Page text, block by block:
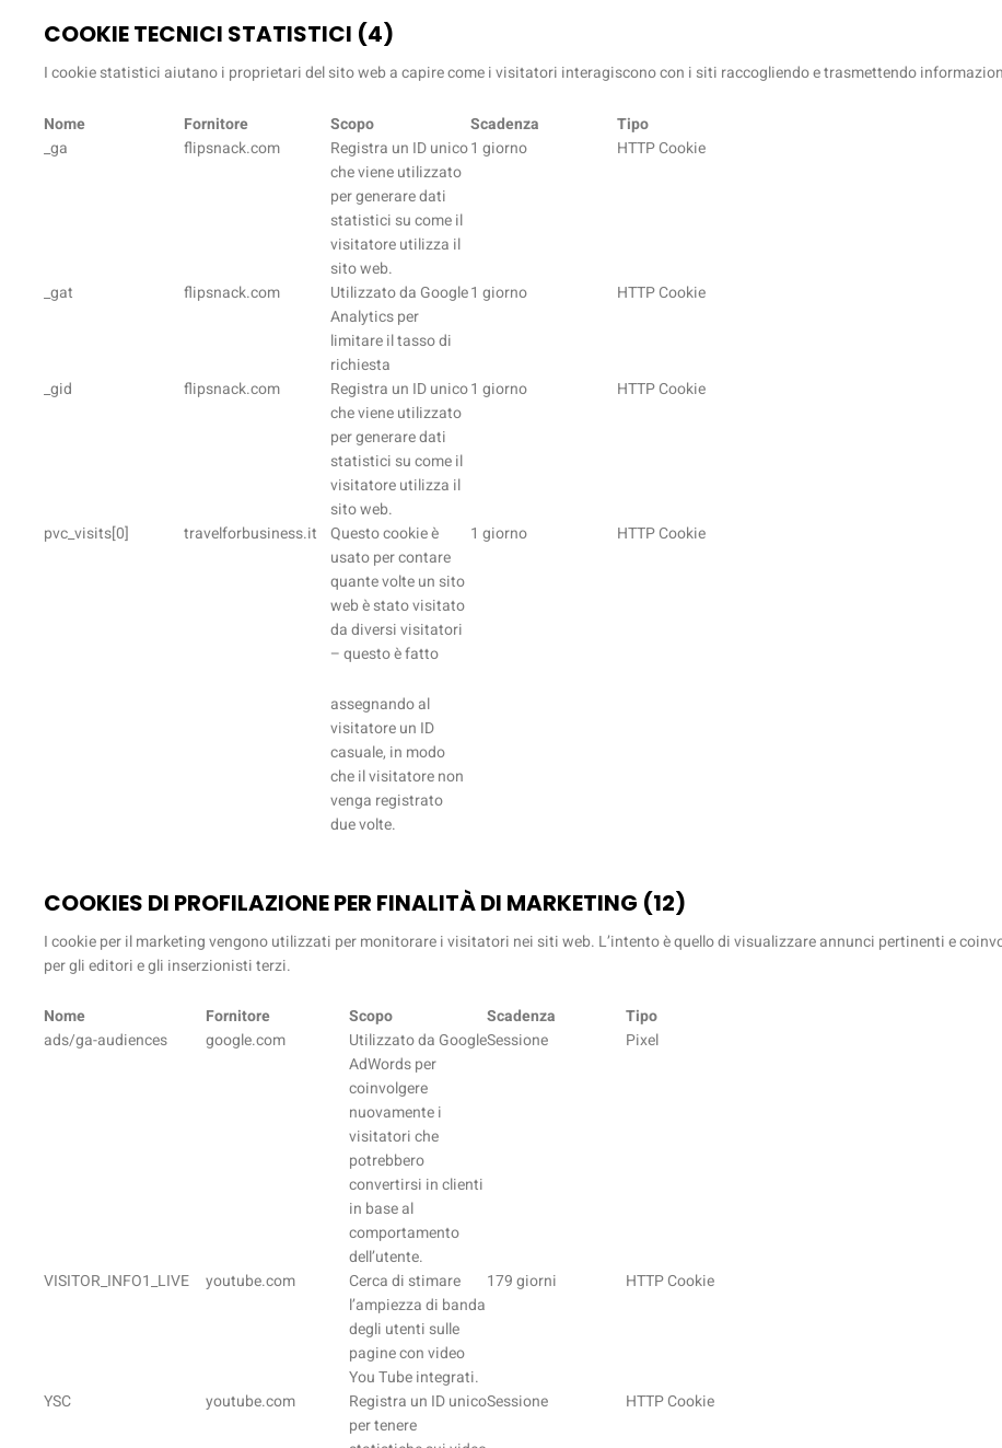
COOKIE TECNICI STATISTICI (4)
I cookie statistici aiutano i proprietari del sito web a capire come i visitatori interagiscono con i siti raccogliendo e trasmettendo
Nome Fornitore Scopo Scadenza
Tipo
_ga
flipsnack.com
Registra un ID unico
che viene utilizzato
per generare dati
statistici su come il
visitatore utilizza il
sito web.
1 giorno HTTP Cookie
_gat flipsnack.com
Utilizzato da Google
Analytics per
limitare il tasso di
richiesta
1 giorno HTTP Cookie
_gid flipsnack.com
Registra un ID unico
che viene utilizzato
per generare dati
statistici su come il
visitatore utilizza il
sito web.
1 giorno HTTP Cookie
pvc_visits[0] travelforbusiness.it
Questo cookie è
usato per contare
quante volte un sito
web è stato visitato
da diversi visitatori
– questo è fatto
assegnando al
visitatore un ID
casuale, in modo
che il visitatore non
venga registrato
due volte.
1 giorno HTTP Cookie
COOKIES DI PROFILAZIONE PER FINALITÀ DI MARKETING (12)
I cookie per il marketing vengono utilizzati per monitorare i visitatori nei siti web. L’intento è quello di visualizzare annunci pertinenti e
per gli editori e gli inserzionisti terzi.
Nome Fornitore Scopo Scadenza
Tipo
ads/ga-audiences
google.com
Utilizzato da Google
AdWords per
coinvolgere
nuovamente i
visitatori che
potrebbero
convertirsi in clienti
in base al
comportamento
dell’utente.
Sessione Pixel
VISITOR_INFO1_LIVE youtube.com
Cerca di stimare
l’ampiezza di banda
degli utenti sulle
pagine con video
You Tube integrati.
179 giorni HTTP Cookie
YSC youtube.com
Registra un ID unico
per tenere
Sessione HTTP Cookie